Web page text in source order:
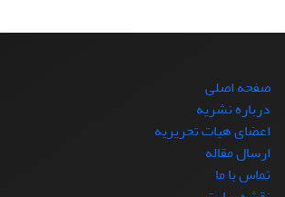
صفحه اصلی
درباره نشریه
اعضای هیات تحریریه
ارسال مقاله
تماس با ما